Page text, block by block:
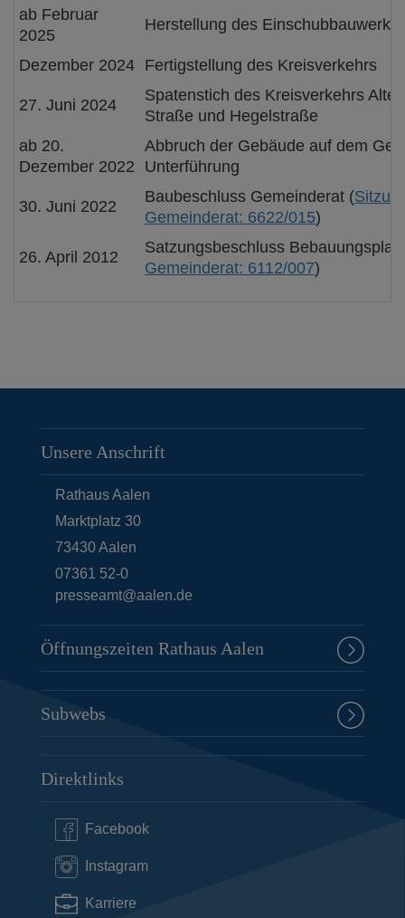
ab Februar
2025
Herstellung des Einschubbauwerks
Dezember 2024 Fertigstellung des Kreisverkehrs
27. Juni 2024
Spatenstich des Kreisverkehrs Alte
Straße und Hegelstraße
ab 20.
Dezember 2022
Abbruch der Gebäude auf dem
Unterführung
30. Juni 2022
Baubeschluss Gemeinderat (
Gemeinderat: 6622/015)
26. April 2012
Satzungsbeschluss
Gemeinderat: 6112/007)
Unsere Anschrift
Rathaus Aalen
Marktplatz 30
73430Aalen
07361 52-0
presseamt@aalen.de
Öffnungszeiten Rathaus Aalen
Subwebs
Direktlinks
Facebook
Instagram
Karriere